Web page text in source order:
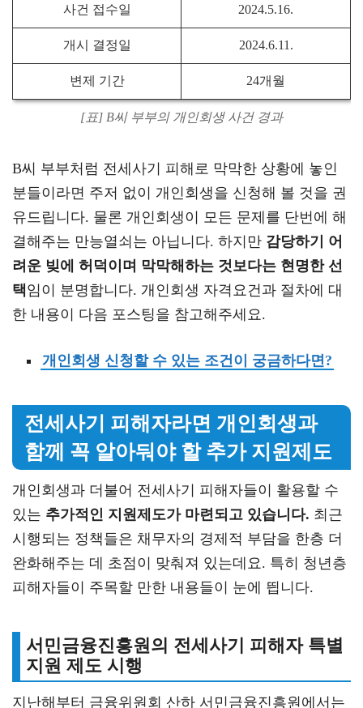
사건 접수일 2024.5.16.
개시 결정일 2024.6.11.
변제 기간 24개월
[표] B씨 부부의 개인회생 사건 경과
B씨 부부처럼 전세사기 피해로 막막한 상황에 놓인
분들이라면 주저 없이 개인회생을 신청해 볼 것을 권
유드립니다. 물론 개인회생이 모든 문제를 단번에 해
결해주는 만능열쇠는 아닙니다. 하지만 감당하기 어
려운 빚에 허덕이며 막막해하는 것보다는 현명한 선
택임이 분명합니다. 개인회생 자격요건과 절차에 대
한 내용이 다음 포스팅을 참고해주세요.
개인회생 신청할 수 있는 조건이 궁금하다면?
전세사기 피해자라면 개인회생과
함께 꼭 알아둬야 할 추가 지원제도
개인회생과 더불어 전세사기 피해자들이 활용할 수
있는 추가적인 지원제도가 마련되고 있습니다. 최근
시행되는 정책들은 채무자의 경제적 부담을 한층 더
완화해주는 데 초점이 맞춰져 있는데요. 특히 청년층
피해자들이 주목할 만한 내용들이 눈에 띕니다.
서민금융진흥원의 전세사기 피해자 특별
지원 제도 시행
지난해부터 금융위원회 산하 서민금융진흥원에서는